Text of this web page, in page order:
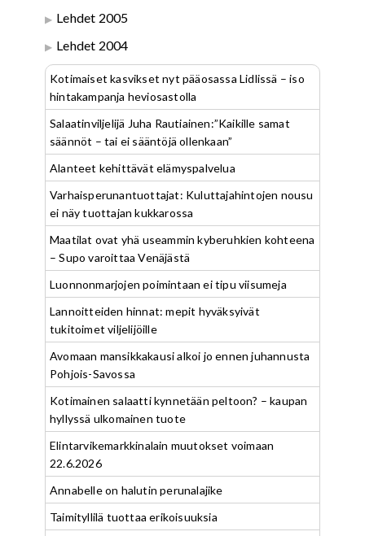
Lehdet 2005
Lehdet 2004
Kotimaiset kasvikset nyt pääosassa Lidlissä – iso
hintakampanja heviosastolla
Salaatinviljelijä Juha Rautiainen:”Kaikille samat
säännöt – tai ei sääntöjä ollenkaan”
Alanteet kehittävät elämyspalvelua
Varhaisperunantuottajat: Kuluttajahintojen nousu
ei näy tuottajan kukkarossa
Maatilat ovat yhä useammin kyberuhkien kohteena
– Supo varoittaa Venäjästä
Luonnonmarjojen poimintaan ei tipu viisumeja
Lannoitteiden hinnat: mepit hyväksyivät
tukitoimet viljelijöille
Avomaan mansikkakausi alkoi jo ennen juhannusta
Pohjois-Savossa
Kotimainen salaatti kynnetään peltoon? – kaupan
hyllyssä ulkomainen tuote
Elintarvikemarkkinalain muutokset voimaan
22.6.2026
Annabelle on halutin perunalajike
Taimityllilä tuottaa erikoisuuksia